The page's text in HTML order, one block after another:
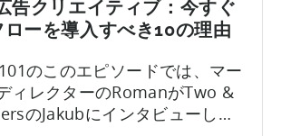
告クリエイティブ：今すぐ
ーを導入すべき10の理由
のこのエピソードでは、マー
ィレクターのRomanがTwo &
のJakubにインタビューし、